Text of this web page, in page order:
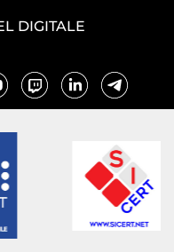
DIGITALE